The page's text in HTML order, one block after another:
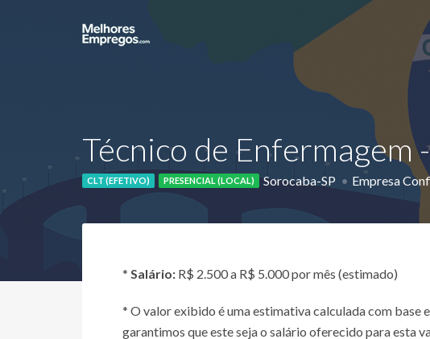
Técnico de Enfermagem
CLT (EFETIVO) PRESENCIAL (LOCAL) Sorocaba-SP Empresa
* Salário: R$ 2.500 a R$ 5.000 por mês (estimado)
* O valor exibido é uma estimativa calculada com base
garantimos que este seja o salário oferecido para esta